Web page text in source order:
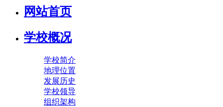
网站首页
学校概况
学校简介
地理位置
发展历史
学校领导
组织架构